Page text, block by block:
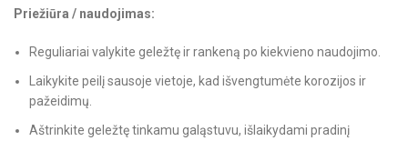
Priežiūra / naudojimas:
Reguliariai valykite geležtę ir rankeną po kiekvieno naudojimo.
Laikykite peilį sausoje vietoje, kad išvengtumėte korozijos ir
pažeidimų.
Aštrinkite geležtę tinkamu galąstuvu, išlaikydami pradinį